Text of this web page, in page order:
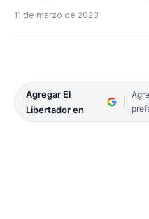
11 de marzo de 2023
Agregar El
Libertador en